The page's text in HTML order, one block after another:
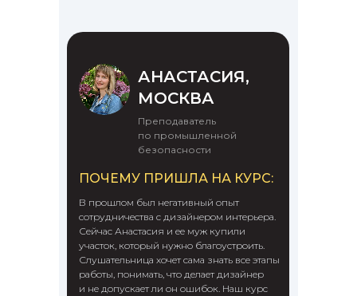
АНАСТАСИЯ,
МОСКВА
Преподаватель
по промышленной
безопасности
ПОЧЕМУ ПРИШЛА НА КУРС:
В прошлом был негативный опыт
сотрудничества с дизайнером интерьера.
Сейчас Анастасия и ее муж купили
участок, который нужно благоустроить.
Слушательница хочет сама знать все этапы
работы, понимать, что делает дизайнер
и не допускает ли он ошибок. Наш курс